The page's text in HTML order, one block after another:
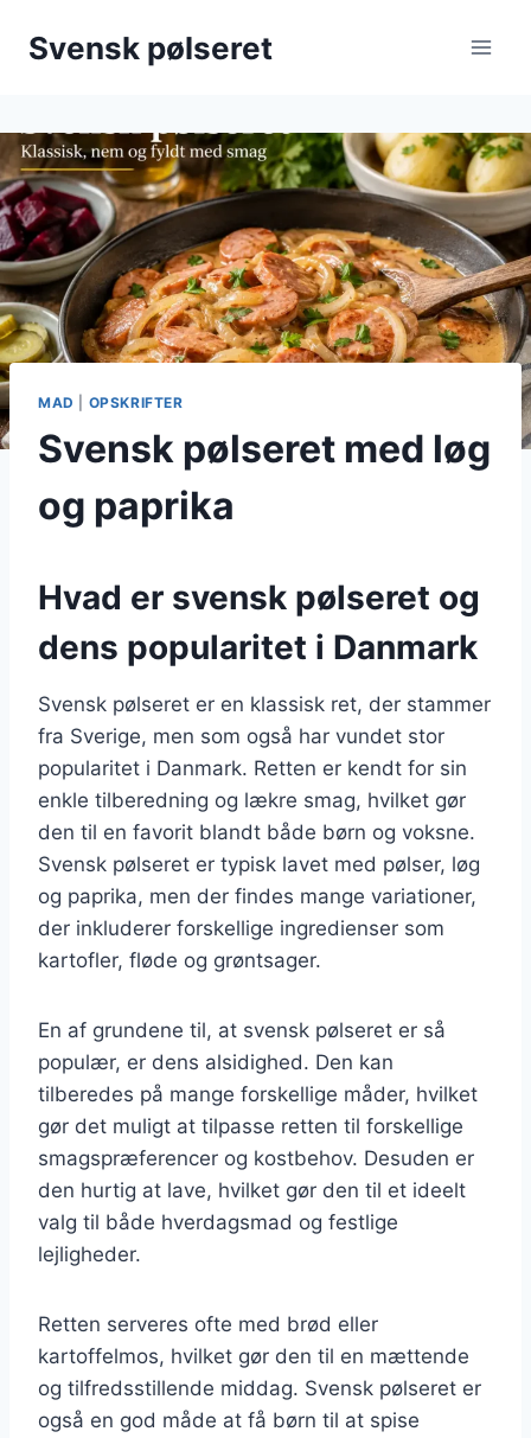
Svensk pølseret
MAD OPSKRIFTER
Svensk pølseret med løg
og paprika
Hvad er svensk pølseret og
dens popularitet i Danmark
Svensk pølseret er en klassisk ret, der stammer
fra Sverige, men som også har vundet stor
popularitet i Danmark. Retten er kendt for sin
enkle tilberedning og lækre smag, hvilket gør
den til en favorit blandt både børn og voksne.
Svensk pølseret er typisk lavet med pølser, løg
og paprika, men der findes mange variationer,
der inkluderer forskellige ingredienser som
kartofler, fløde og grøntsager.
En af grundene til, at svensk pølseret er så
populær, er dens alsidighed. Den kan
tilberedes på mange forskellige måder, hvilket
gør det muligt at tilpasse retten til forskellige
smagspræferencer og kostbehov. Desuden er
den hurtig at lave, hvilket gør den til et ideelt
valg til både hverdagsmad og festlige
lejligheder.
Retten serveres ofte med brød eller
kartoffelmos, hvilket gør den til en mættende
og tilfredsstillende middag. Svensk pølseret er
også en god måde at få børn til at spise